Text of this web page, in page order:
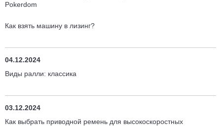
Pokerdom
Как взять машину в лизинг?
04.12.2024
Виды ралли: классика
03.12.2024
Как выбрать приводной ремень для высокоскоростных